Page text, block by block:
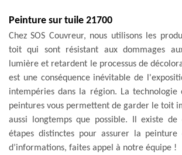
Peinture sur tuile 21700
Chez SOS Couvreur, nous utilisons les
toit qui sont résistant aux dommages
lumière et retardent le processus de
est une conséquence inévitable de
intempéries dans la région. La
peintures vous permettent de garder le toit
aussi longtemps que possible. Il existe
étapes distinctes pour assurer la
d’informations, faites appel à notre équipe !